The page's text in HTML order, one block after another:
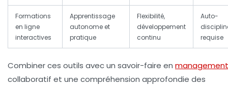
Formations
en ligne
interactives
Apprentissage
autonome et
pratique
Flexibilité,
développement
continu
Auto-
requise
Combiner ces outils avec un savoir-faire en management
collaboratif et une compréhension approfondie des